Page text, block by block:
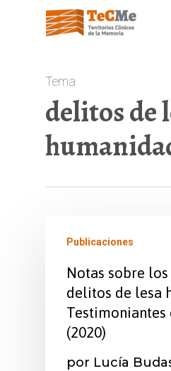
contentTema
delitos de
Publicaciones
Notas sobre
delitos de lesa
Testimoniantes
(2020)
por Lucía